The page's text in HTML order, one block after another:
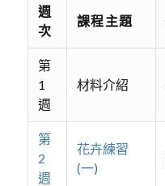
週
次
課程主題
第
1
週
材料介紹
第
2
週
花卉練習
(一)